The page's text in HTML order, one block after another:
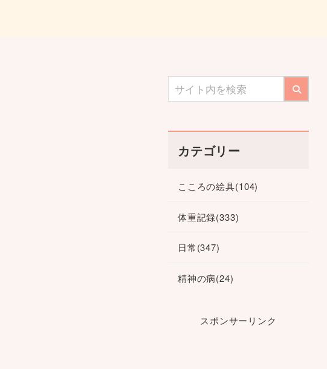
カテゴリー
こころの絵具(104)
体重記録(333)
日常(347)
精神の病(24)
スポンサーリンク